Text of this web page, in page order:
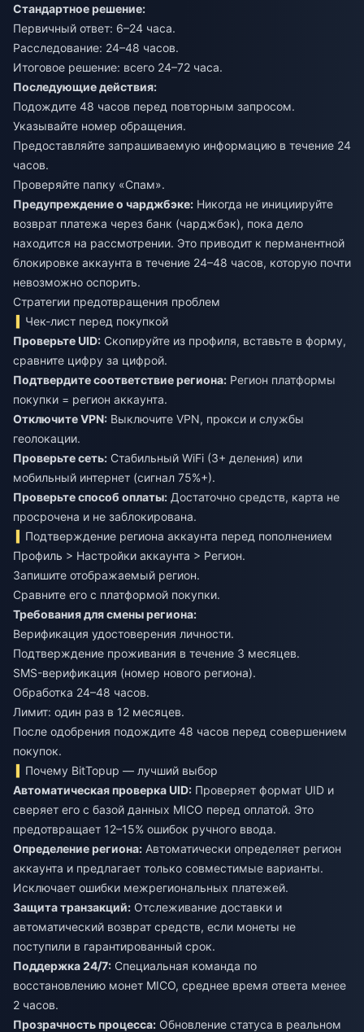
Стандартное решение:
Первичный ответ: 6–24 часа.
Расследование: 24–48 часов.
Итоговое решение: всего 24–72 часа.
Последующие действия:
Подождите 48 часов перед повторным запросом.
Указывайте номер обращения.
Предоставляйте запрашиваемую информацию в течение 24
часов.
Проверяйте папку «Спам».
Предупреждение о чарджбэке: Никогда не инициируйте
возврат платежа через банк (чарджбэк), пока дело
находится на рассмотрении. Это приводит к перманентной
блокировке аккаунта в течение 24–48 часов, которую почти
невозможно оспорить.
Стратегии предотвращения проблем
Чек-лист перед покупкой
Проверьте UID: Скопируйте из профиля, вставьте в форму,
сравните цифру за цифрой.
Подтвердите соответствие региона: Регион платформы
покупки = регион аккаунта.
Отключите VPN: Выключите VPN, прокси и службы
геолокации.
Проверьте сеть: Стабильный WiFi (3+ деления) или
мобильный интернет (сигнал 75%+).
Проверьте способ оплаты: Достаточно средств, карта не
просрочена и не заблокирована.
Подтверждение региона аккаунта перед пополнением
Профиль > Настройки аккаунта > Регион.
Запишите отображаемый регион.
Сравните его с платформой покупки.
Требования для смены региона:
Верификация удостоверения личности.
Подтверждение проживания в течение 3 месяцев.
SMS-верификация (номер нового региона).
Обработка 24–48 часов.
Лимит: один раз в 12 месяцев.
После одобрения подождите 48 часов перед совершением
покупок.
Почему BitTopup — лучший выбор
Автоматическая проверка UID: Проверяет формат UID и
сверяет его с базой данных MICO перед оплатой. Это
предотвращает 12–15% ошибок ручного ввода.
Определение региона: Автоматически определяет регион
аккаунта и предлагает только совместимые варианты.
Исключает ошибки межрегиональных платежей.
Защита транзакций: Отслеживание доставки и
автоматический возврат средств, если монеты не
поступили в гарантированный срок.
Поддержка 24/7: Специальная команда по
восстановлению монет MICO, среднее время ответа менее
2 часов.
Прозрачность процесса: Обновление статуса в реальном